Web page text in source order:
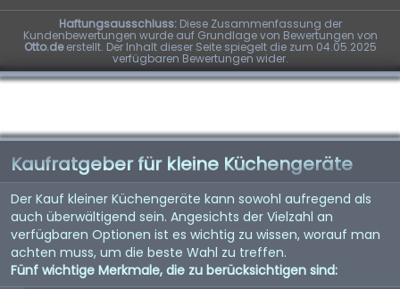
Haftungsausschluss:Diese Zusammenfassung der
Kundenbewertungen wurde auf Grundlage von Bewertungen von
Otto.deerstellt. Der Inhalt dieser Seite spiegelt die zum 04.05.2025
verfügbaren Bewertungen wider.
Kaufratgeber für kleine Küchengeräte
Der Kauf kleiner Küchengeräte kann sowohl aufregend als
auch überwältigend sein. Angesichts der Vielzahl an
verfügbaren Optionen ist es wichtig zu wissen, worauf man
achten muss, um die beste Wahl zu treffen.
Fünf wichtige Merkmale, die zu berücksichtigen sind: